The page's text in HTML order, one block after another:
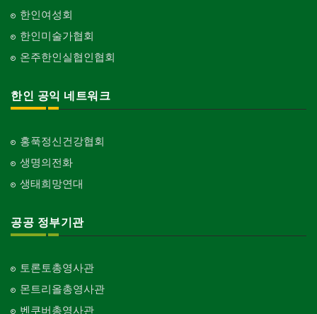
한인여성회
한인미술가협회
온주한인실협인협회
한인 공익 네트워크
홍푹정신건강협회
생명의전화
생태희망연대
공공 정부기관
토론토총영사관
몬트리올총영사관
벤쿠버총영사관